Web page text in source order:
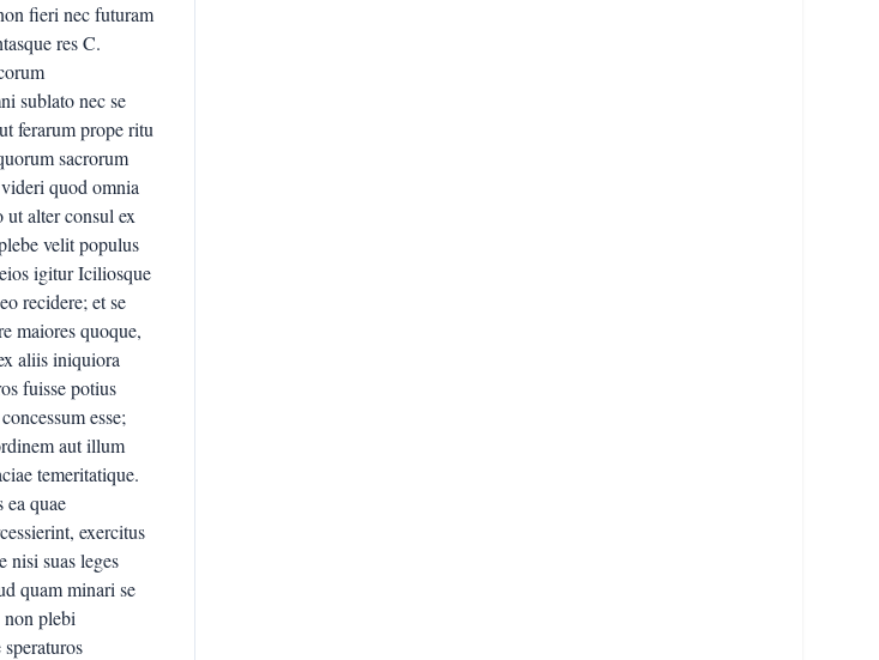
fieri nec futuram
res C.
sublato nec se
ferarum prope ritu
sacrorum
quod omnia
alter consul ex
velit populus
igitur Iciliosque
recidere; et se
maiores quoque,
aliis iniquiora
fuisse potius
esse;
aut illum
temeritatique.
quae
exercitus
nisi suas leges
quam minari se
plebi